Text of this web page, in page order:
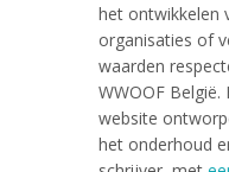
het ontwikkelen
organisaties of
waarden
WWOOF België.
website
het onderhoud